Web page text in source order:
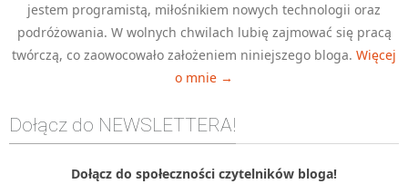
KONTROLA WERSJI
Git
BAZY
SQL
MySQL
TESTOWANIE
SIECI
jestem programistą, miłośnikiem nowych technologii oraz
podróżowania. W wolnych chwilach lubię zajmować się pracą
twórczą, co zaowocowało założeniem niniejszego bloga. Więcej
o mnie →
Dołącz do NEWSLETTERA!
Dołącz do społeczności czytelników bloga!